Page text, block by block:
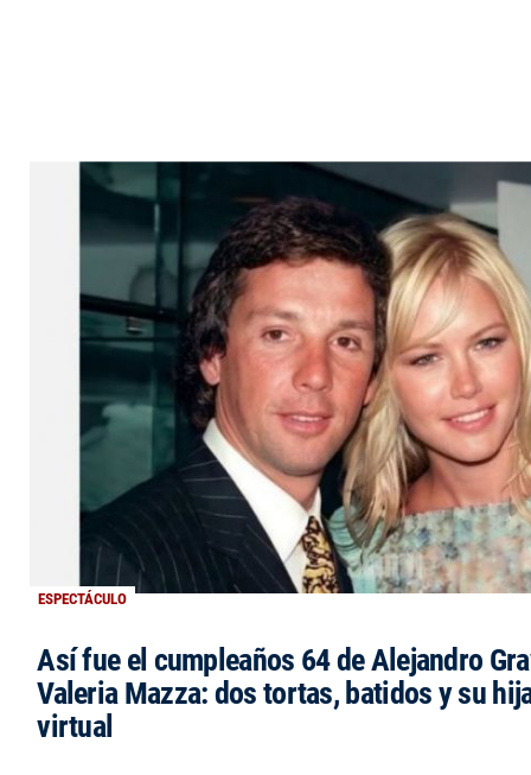
ESPECTÁCULO
Así fue el cumpleaños 64 de Alejandro
Valeria Mazza: dos tortas, batidos y su
virtual